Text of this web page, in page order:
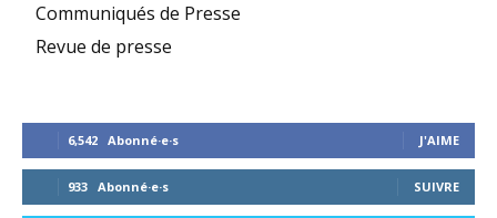
Communiqués de Presse
Revue de presse
6,542 Abonné·e·s J'AIME
933 Abonné·e·s SUIVRE